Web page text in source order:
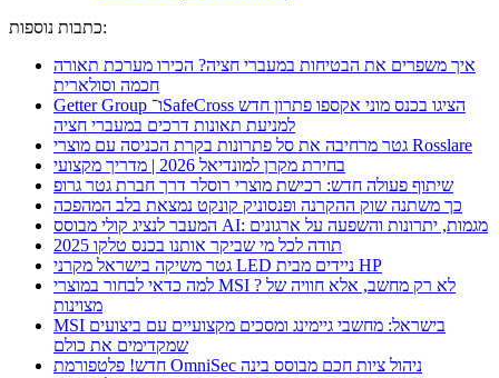
כתבות נוספות:
איך משפרים את הבטיחות במעברי חציה? הכירו מערכת תאורה
חכמה וסולארית
Getter Group ו־SafeCross הציגו בכנס מוני אקספו פתרון חדש
למניעת תאונות דרכים במעברי חציה
גטר מרחיבה את סל פתרונות בקרת הכניסה עם מוצרי Rosslare
בחירת מקרן למונדיאל 2026 | מדריך מקצועי
שיתוף פעולה חדש: רכישת מוצרי רוסלר דרך חברת גטר גרופ
כך משתנה שוק ההקרנה ופנסוניק קונקט נמצאת בלב המהפכה
המעבר לנציג קולי מבוסס AI: מגמות, יתרונות והשפעה על ארגונים
תודה לכל מי שביקר אותנו בכנס טלקו 2025
גטר משיקה בישראל מקרני LED ניידים מבית HP
למה כדאי לבחור במוצרי MSI ? לא רק מחשב, אלא חוויה של
מצוינות
MSI בישראל: מחשבי גיימינג ומסכים מקצועיים עם ביצועים
שמקדימים את כולם
חדש! פלטפורמת OmniSec ניהול ציות חכם מבוסס בינה